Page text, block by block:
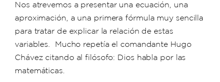
Nos atrevemos a presentar una ecuación, una
aproximación, a una primera fórmula muy sencilla
para tratar de explicar la relación de estas
variables. Mucho repetía el comandante Hugo
Chávez citando al filósofo: Dios habla por las
matemáticas.